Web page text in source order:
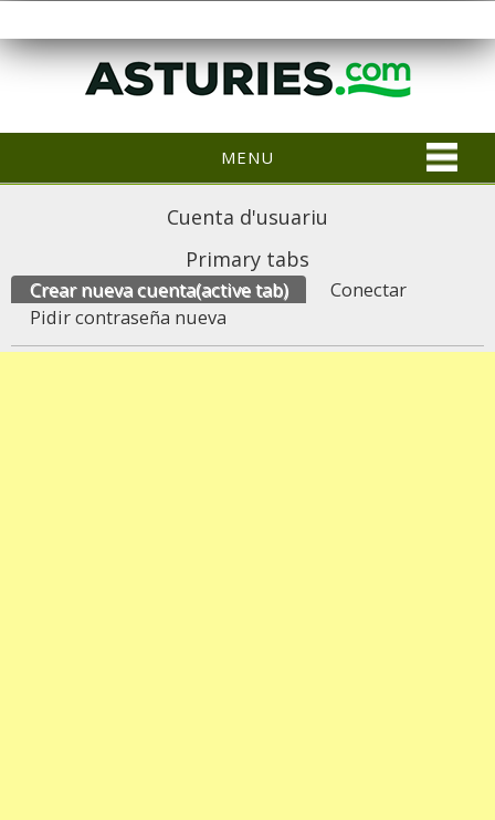
MENU
Cuenta d'usuariu
Primary tabs
Crear nueva cuenta(active tab)
Conectar
Pidir contraseña nueva